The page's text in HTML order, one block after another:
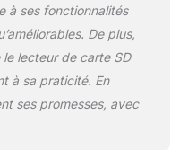
caméra sous-
garantit que votre
de pêche capture
détail, ce qui en
à vos
de pêche et un
à ses fonctionnalités
De plus,
lecteur de carte SD
à sa praticité. En
ses promesses, avec